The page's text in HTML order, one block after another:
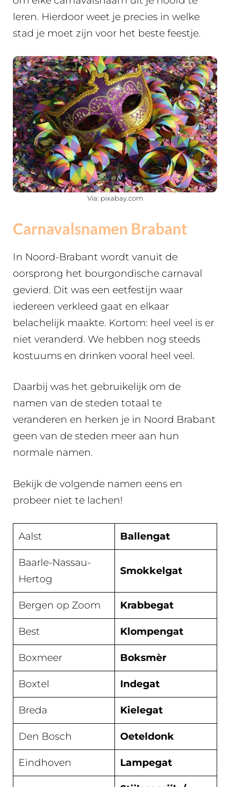
leren. Hierdoor weet je precies in welke
stad je moet zijn voor het beste feestje.
Via: pixabay.com
Carnavalsnamen Brabant
In Noord-Brabant wordt vanuit de
oorsprong het bourgondische carnaval
gevierd. Dit was een eetfestijn waar
iedereen verkleed gaat en elkaar
belachelijk maakte. Kortom: heel veel is er
niet veranderd. We hebben nog steeds
kostuums en drinken vooral heel veel.
Daarbij was het gebruikelijk om de
namen van de steden totaal te
veranderen en herken je in Noord Brabant
geen van de steden meer aan hun
normale namen.
Bekijk de volgende namen eens en
probeer niet te lachen!
Aalst Ballengat
Baarle-Nassau-
Hertog
Smokkelgat
Bergen op Zoom Krabbegat
Best Klompengat
Boxmeer Boksmèr
Boxtel Indegat
Breda Kielegat
Den Bosch Oeteldonk
Eindhoven Lampegat